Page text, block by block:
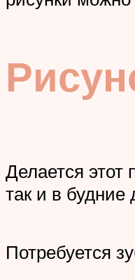
Делается этот
так и в будние
Потребуется